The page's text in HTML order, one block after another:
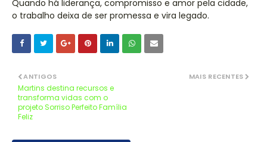
Quando há liderança, compromisso e amor pela cidade,
o trabalho deixa de ser promessa e vira legado.
MAIS RECENTES
ANTIGOS
Martins destina recursos e
transforma vidas com o
projeto Sorriso Perfeito Família
Feliz